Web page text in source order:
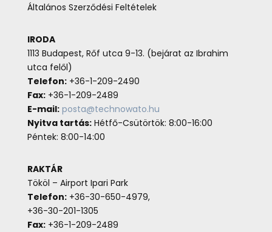
Általános Szerződési Feltételek
IRODA
1113 Budapest, Rőf utca 9-13. (bejárat az Ibrahim
utca felől)
Telefon:+36-1-209-2490
Fax:+36-1-209-2489
E-mail: posta@technowato.hu
Nyitva tartás:Hétfő-Csütörtök: 8:00-16:00
Péntek: 8:00-14:00
RAKTÁR
Tököl – Airport Ipari Park
Telefon:+36-30-650-4979,
+36-30-201-1305
Fax:+36-1-209-2489